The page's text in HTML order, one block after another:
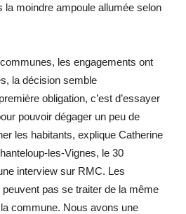
la moindre ampoule allumée selon
les engagements ont
la décision semble
obligation, c’est d’essayer
pouvoir dégager un peu de
les habitants, explique Catherine
les-Vignes, le 30
interview sur RMC. Les
peuvent pas se traiter de la même
commune. Nous avons une